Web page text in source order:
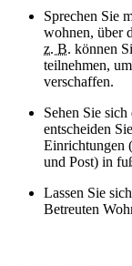
Sprechen Sie
wohnen, über
z. B. können
teilnehmen,
verschaffen.
Sehen Sie
entscheiden
Einrichtungen
und Post) in
Lassen Sie
Betreuten